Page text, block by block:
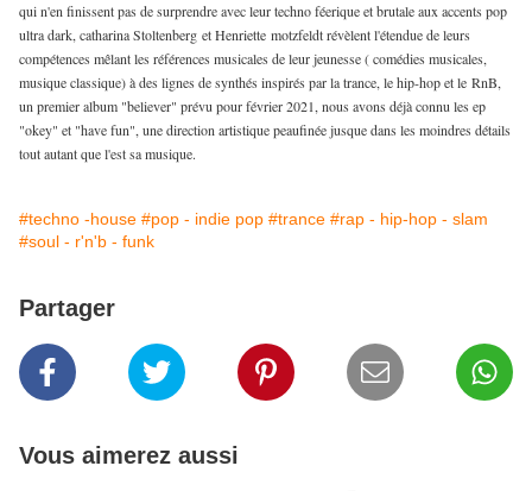
qui n'en finissent pas de surprendre avec leur techno féerique et brutale aux accents pop
ultra dark, catharina Stoltenberg et Henriette motzfeldt révèlent l'étendue de leurs
compétences mêlant les références musicales de leur jeunesse ( comédies musicales,
musique classique) à des lignes de synthés inspirés par la trance, le hip-hop et le RnB,
un premier album "believer" prévu pour février 2021, nous avons déjà connu les ep
"okey" et "have fun", une direction artistique peaufinée jusque dans les moindres détails
tout autant que l'est sa musique.
#techno -house #pop - indie pop #trance #rap - hip-hop - slam
#soul - r'n'b - funk
Partager
Vous aimerez aussi